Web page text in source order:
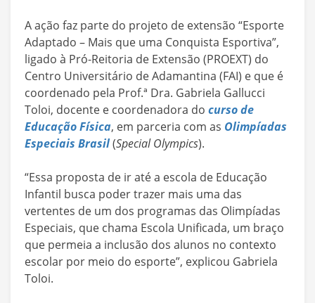
A ação faz parte do projeto de extensão “Esporte
Adaptado – Mais que uma Conquista Esportiva”,
ligado à Pró-Reitoria de Extensão (PROEXT) do
Centro Universitário de Adamantina (FAI) e que é
coordenado pela Prof.ª Dra. Gabriela Gallucci
Toloi, docente e coordenadora do curso de
Educação Física, em parceria com as Olimpíadas
Especiais Brasil(Special Olympics).
“Essa proposta de ir até a escola de Educação
Infantil busca poder trazer mais uma das
vertentes de um dos programas das Olimpíadas
Especiais, que chama Escola Unificada, um braço
que permeia a inclusão dos alunos no contexto
escolar por meio do esporte”, explicou Gabriela
Toloi.